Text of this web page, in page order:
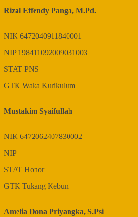
Rizal Effendy Panga, M.Pd.
NIK 6472040911840001
NIP 198411092009031003
STAT PNS
GTK Waka Kurikulum
Mustakim Syaifullah
NIK 6472062407830002
NIP
STAT Honor
GTK Tukang Kebun
Amelia Dona Priyangka, S.Psi